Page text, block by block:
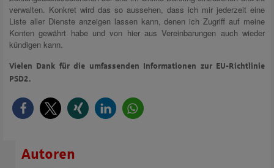
verwalten. Konkret wird das so aussehen, dass ich mir jederzeit eine
Liste aller Dienste anzeigen lassen kann, denen ich Zugriff auf meine
Konten gewährt habe und von hier aus Vereinbarungen auch wieder
kündigen kann.
Vielen Dank für die umfassenden Informationen zur EU-Richtlinie
PSD2.
Autoren